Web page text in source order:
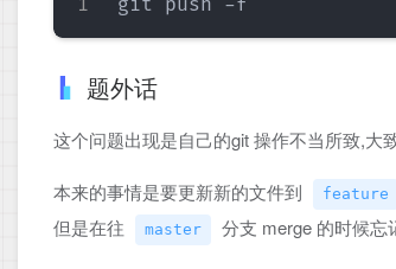
题外话
这个问题出现是自己的git 操作不当所致,大
本来的事情是要更新新的文件到 feature
但是在往
master 分支 merge 的时候忘